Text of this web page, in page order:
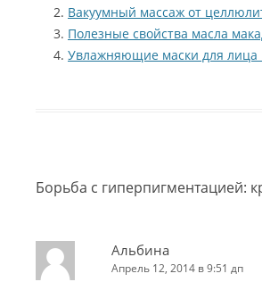
Вакуумный массаж от
Полезные свойства масла
Увлажняющие маски для лица
Борьба с гиперпигментацией:
Альбина
Апрель 12, 2014 в 9:51 дп